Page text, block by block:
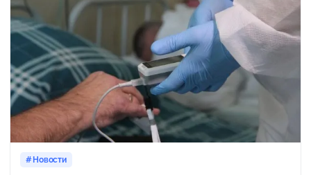
Новости